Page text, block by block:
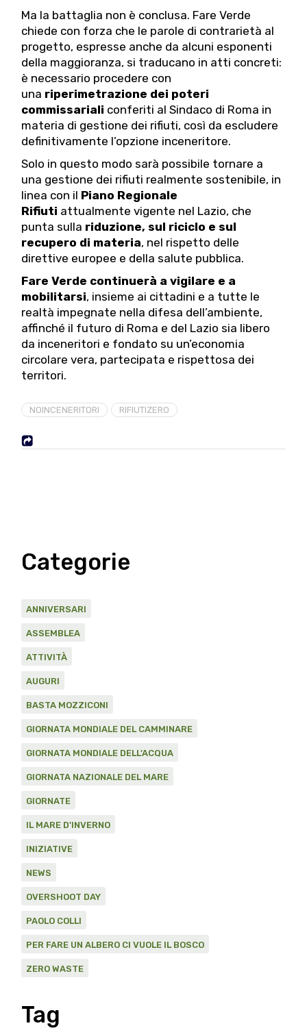
Ma la battaglia non è conclusa. Fare Verde
chiede con forza che le parole di contrarietà al
progetto, espresse anche da alcuni esponenti
della maggioranza, si traducano in atti concreti:
è necessario procedere con
una riperimetrazione dei poteri
commissariali conferiti al Sindaco di Roma in
materia di gestione dei rifiuti, così da escludere
definitivamente l’opzione inceneritore.
Solo in questo modo sarà possibile tornare a
una gestione dei rifiuti realmente sostenibile, in
linea con il Piano Regionale
Rifiuti attualmente vigente nel Lazio, che
punta sulla riduzione, sul riciclo e sul
recupero di materia, nel rispetto delle
direttive europee e della salute pubblica.
Fare Verde continuerà a vigilare e a
mobilitarsi, insieme ai cittadini e a tutte le
realtà impegnate nella difesa dell’ambiente,
affinché il futuro di Roma e del Lazio sia libero
da inceneritori e fondato su un’economia
circolare vera, partecipata e rispettosa dei
territori.
NOINCENERITORI RIFIUTIZERO
Categorie
ANNIVERSARI
ASSEMBLEA
ATTIVITÀ
AUGURI
BASTA MOZZICONI
GIORNATA MONDIALE DEL CAMMINARE
GIORNATA MONDIALE DELL'ACQUA
GIORNATA NAZIONALE DEL MARE
GIORNATE
IL MARE D'INVERNO
INIZIATIVE
NEWS
OVERSHOOT DAY
PAOLO COLLI
PER FARE UN ALBERO CI VUOLE IL BOSCO
ZERO WASTE
Tag